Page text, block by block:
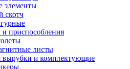
элементы
скотч
приспособления
листы
и комплектующие